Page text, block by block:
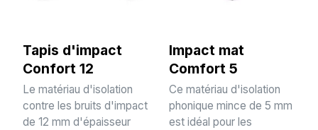
Tapis d'impact
Confort 12
Le matériau d'isolation
contre les bruits d'impact
de 12 mm d'épaisseur
Impact mat
Comfort 5
Ce matériau d'isolation
phonique mince de 5 mm
est idéal pour les